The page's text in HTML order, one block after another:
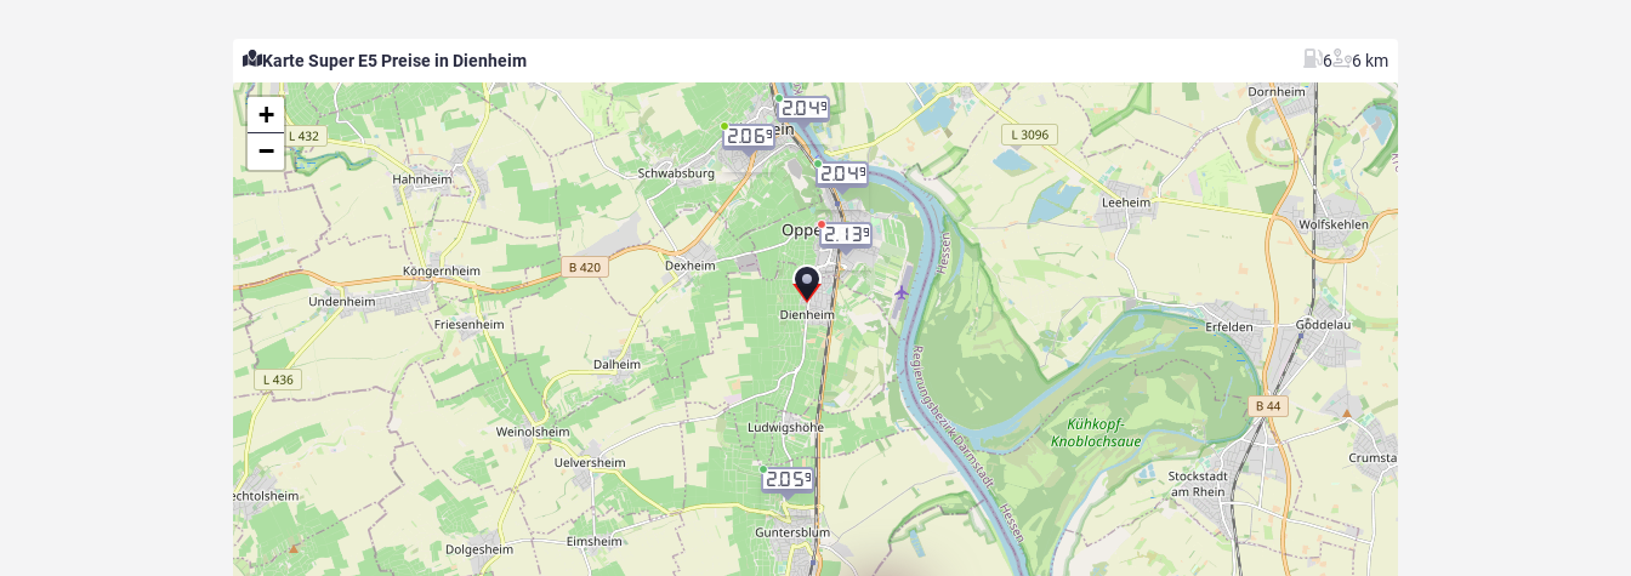
Karte Super E5 Preise in Dienheim 6 6 km
2.059
2.069
2.139
2.049
2.049
+
−